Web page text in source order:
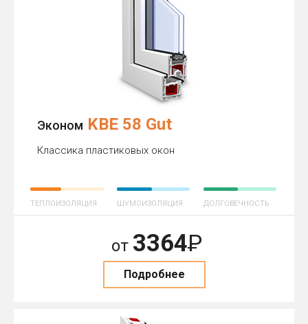
Эконом KBE 58 Gut
Классика пластиковых окон
ТЕПЛОИЗОЛЯЦИЯ ШУМОИЗОЛЯЦИЯ ДОЛГОВЕЧНОСТЬ
от 3364Р
Подробнее